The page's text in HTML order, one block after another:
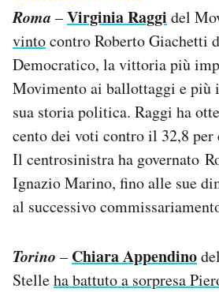
Roma –Virginia Raggi del
vintocontro Roberto Giachetti
Democratico, la vittoria più
Movimento ai ballottaggi e più
sua storia politica. Raggi ha
cento dei voti contro il 32,8
Il centrosinistra ha governato
Ignazio Marino, fino alle sue
al successivo
Torino – Chiara Appendino
Stelleha battuto a sorpresa